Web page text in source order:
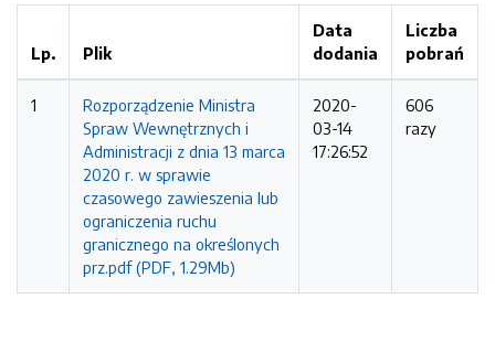
Lp. Plik
Data
dodania
Liczba
pobrań
1
Rozporządzenie Ministra
Spraw Wewnętrznych i
Administracji z dnia 13 marca
2020 r. w sprawie
czasowego zawieszenia lub
ograniczenia ruchu
granicznego na określonych
prz.pdf (PDF, 1.29Mb)
2020-
03-14
17:26:52
606
razy